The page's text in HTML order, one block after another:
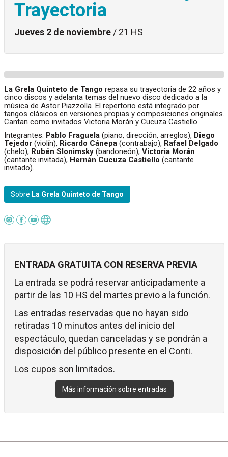
Trayectoria
Jueves 2 de noviembre / 21 HS
La Grela Quinteto de Tango repasa su trayectoria de 22 años y
cinco discos y adelanta temas del nuevo disco dedicado a la
música de Astor Piazzolla. El repertorio está integrado por
tangos clásicos en versiones propias y composiciones originales.
Cantan como invitados Victoria Morán y Cucuza Castiello.
Integrantes: Pablo Fraguela (piano, dirección, arreglos), Diego
Tejedor (violín), Ricardo Cánepa (contrabajo), Rafael Delgado
(chelo), Rubén Slonimsky (bandoneón), Victoria Morán
(cantante invitada), Hernán Cucuza Castiello (cantante
invitado).
Sobre La Grela Quinteto de Tango
ENTRADA GRATUITA CON RESERVA PREVIA
La entrada se podrá reservar anticipadamente a
partir de las 10 HS del martes previo a la función.
Las entradas reservadas que no hayan sido
retiradas 10 minutos antes del inicio del
espectáculo, quedan canceladas y se pondrán a
disposición del público presente en el Conti.
Los cupos son limitados.
Más información sobre entradas